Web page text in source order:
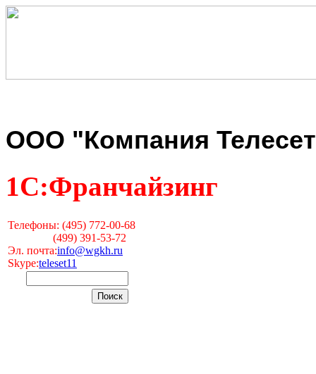
ООО "Компания
1С:Франчайзинг
Телефоны: (495) 772-00-68
(499) 391-53-72
Эл. почта:info@wgkh.ru
Skype:teleset11